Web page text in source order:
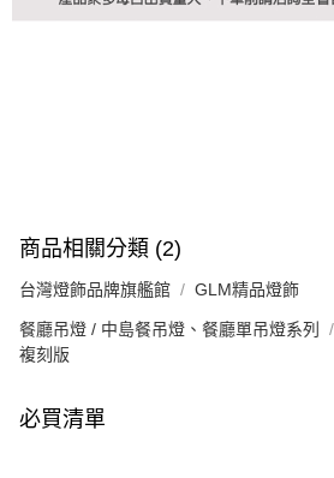
商品相關分類 (2)
台灣燈飾品牌旗艦館 GLM精品燈飾
餐廳吊燈 / 中島餐吊燈、餐廳單吊燈系列
複刻版
必買清單